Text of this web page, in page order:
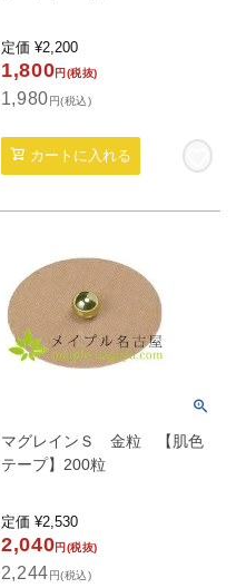
定価 ¥2,200
1,800円(税抜)
1,980 円(税込)
カートに入れる
マグレインＳ 金粒 【肌色
テープ】200粒
定価 ¥2,530
2,040円(税抜)
2,244 円(税込)